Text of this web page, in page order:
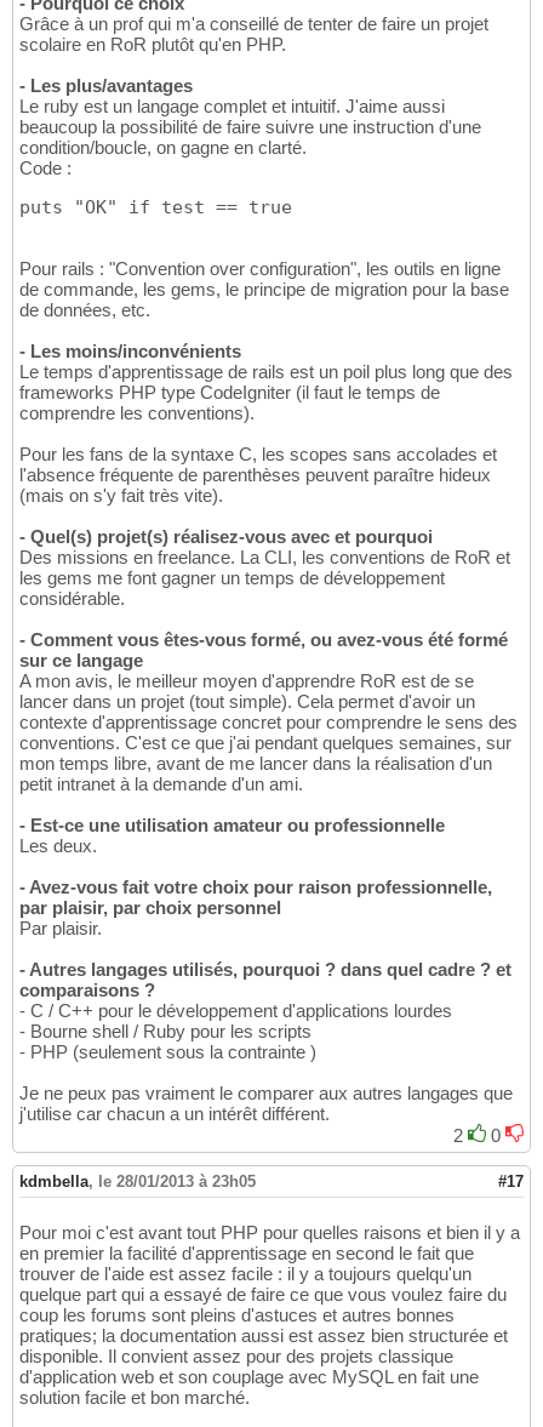
Grâce à un prof qui m'a conseillé de tenter de faire un projet
scolaire en RoR plutôt qu'en PHP.
- Les plus/avantages
Le ruby est un langage complet et intuitif. J'aime aussi
beaucoup la possibilité de faire suivre une instruction d'une
condition/boucle, on gagne en clarté.
Code :
puts "OK" if test == true
Pour rails : "Convention over configuration", les outils en ligne
de commande, les gems, le principe de migration pour la base
de données, etc.
- Les moins/inconvénients
Le temps d'apprentissage de rails est un poil plus long que des
frameworks PHP type CodeIgniter (il faut le temps de
comprendre les conventions).
Pour les fans de la syntaxe C, les scopes sans accolades et
l'absence fréquente de parenthèses peuvent paraître hideux
(mais on s'y fait très vite).
- Quel(s) projet(s) réalisez-vous avec et pourquoi
Des missions en freelance. La CLI, les conventions de RoR et
les gems me font gagner un temps de développement
considérable.
- Comment vous êtes-vous formé, ou avez-vous été formé
sur ce langage
A mon avis, le meilleur moyen d'apprendre RoR est de se
lancer dans un projet (tout simple). Cela permet d'avoir un
contexte d'apprentissage concret pour comprendre le sens des
conventions. C'est ce que j'ai pendant quelques semaines, sur
mon temps libre, avant de me lancer dans la réalisation d'un
petit intranet à la demande d'un ami.
- Est-ce une utilisation amateur ou professionnelle
Les deux.
- Avez-vous fait votre choix pour raison professionnelle,
par plaisir, par choix personnel
Par plaisir.
- Autres langages utilisés, pourquoi ? dans quel cadre ? et
comparaisons ?
- C / C++ pour le développement d'applications lourdes
- Bourne shell / Ruby pour les scripts
- PHP (seulement sous la contrainte )
Je ne peux pas vraiment le comparer aux autres langages que
j'utilise car chacun a un intérêt différent.
2
0
kdmbella, le 28/01/2013 à 23h05 #17
Pour moi c'est avant tout PHP pour quelles raisons et bien il y a
en premier la facilité d'apprentissage en second le fait que
trouver de l'aide est assez facile : il y a toujours quelqu'un
quelque part qui a essayé de faire ce que vous voulez faire du
coup les forums sont pleins d'astuces et autres bonnes
pratiques; la documentation aussi est assez bien structurée et
disponible. Il convient assez pour des projets classique
d'application web et son couplage avec MySQL en fait une
solution facile et bon marché.